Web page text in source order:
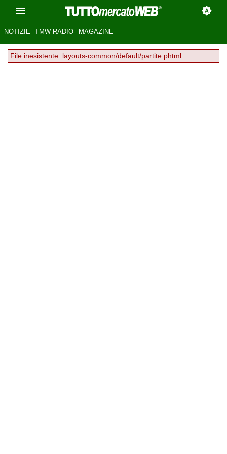
NOTIZIE TMW RADIO MAGAZINE
File inesistente: layouts-common/default/partite.phtml